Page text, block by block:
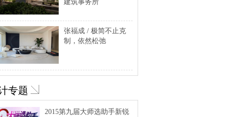
建筑事务所
张福成 / 极简不止克
制，依然松弛
专题
2015第九届大师选助手新锐